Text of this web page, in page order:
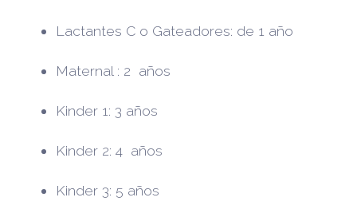
Lactantes C o Gateadores: de 1 año
Maternal : 2 años
Kinder 1: 3 años
Kinder 2: 4 años
Kinder 3: 5 años